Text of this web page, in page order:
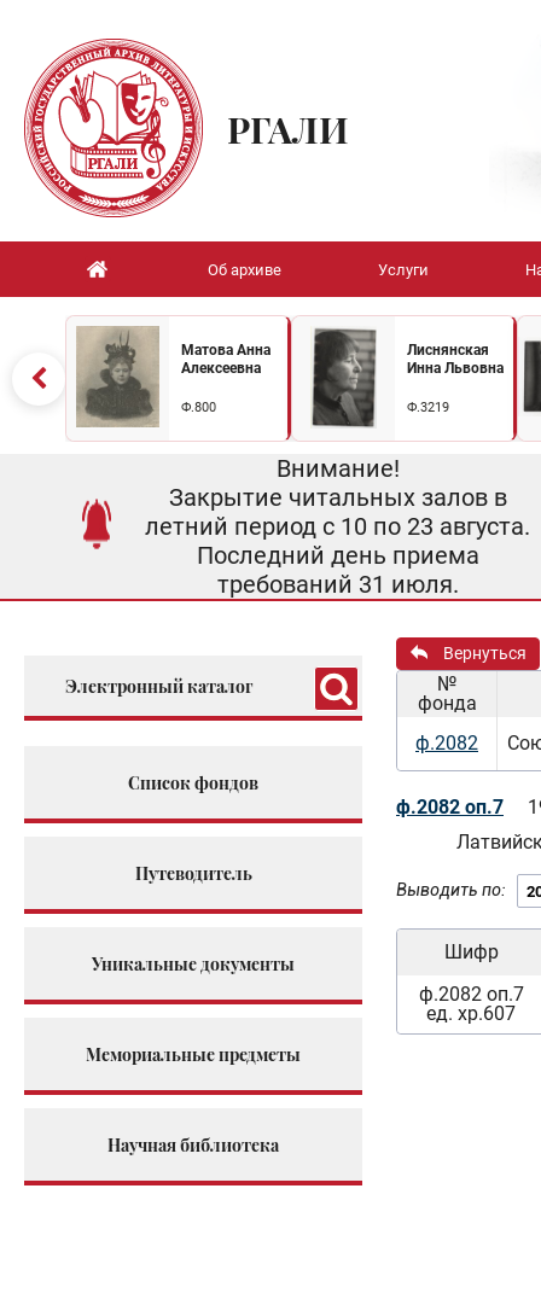
РГАЛИ
Об архиве Услуги
Матова Анна
Алексеевна
Ф.800
Лиснянская
Инна Львовна
Ф.3219
Внимание!
Закрытие читальных залов в
летний период с 10 по 23 августа.
Последний день приема
требований 31 июля.
Электронный каталог
Список фондов
Путеводитель
Уникальные документы
Мемориальные предметы
Научная библиотека
Вернуться
№
фонда
ф.2082
ф.2082 оп.7
Выводить по:
Шифр
ф.2082 оп.7
ед. хр.607